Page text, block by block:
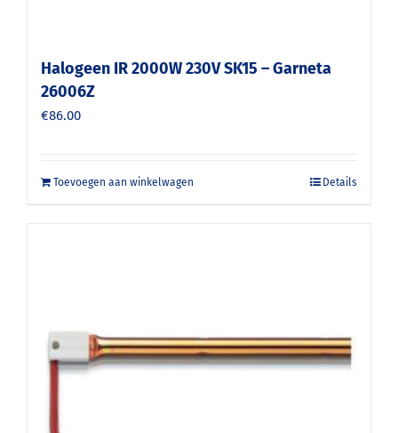
Halogeen IR 2000W 230V SK15 – Garneta
26006Z
€86.00
Toevoegen aan winkelwagen Details